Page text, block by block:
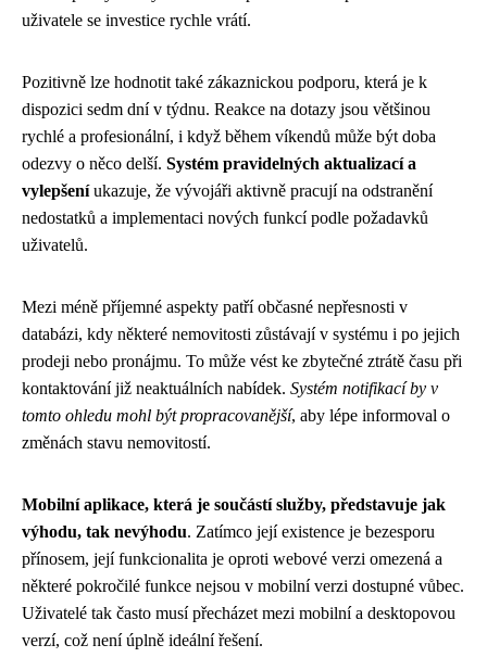
uživatele se investice rychle vrátí.
Pozitivně lze hodnotit také zákaznickou podporu, která je k
dispozici sedm dní v týdnu. Reakce na dotazy jsou většinou
rychlé a profesionální, i když během víkendů může být doba
odezvy o něco delší. Systém pravidelných aktualizací a
vylepšeníukazuje, že vývojáři aktivně pracují na odstranění
nedostatků a implementaci nových funkcí podle požadavků
uživatelů.
Mezi méně příjemné aspekty patří občasné nepřesnosti v
databázi, kdy některé nemovitosti zůstávají v systému i po jejich
prodeji nebo pronájmu. To může vést ke zbytečné ztrátě času při
kontaktování již neaktuálních nabídek. Systém notifikací by v
tomto ohledu mohl být propracovanější, aby lépe informoval o
změnách stavu nemovitostí.
Mobilní aplikace, která je součástí služby, představuje jak
výhodu, tak nevýhodu. Zatímco její existence je bezesporu
přínosem, její funkcionalita je oproti webové verzi omezená a
některé pokročilé funkce nejsou v mobilní verzi dostupné vůbec.
Uživatelé tak často musí přecházet mezi mobilní a desktopovou
verzí, což není úplně ideální řešení.